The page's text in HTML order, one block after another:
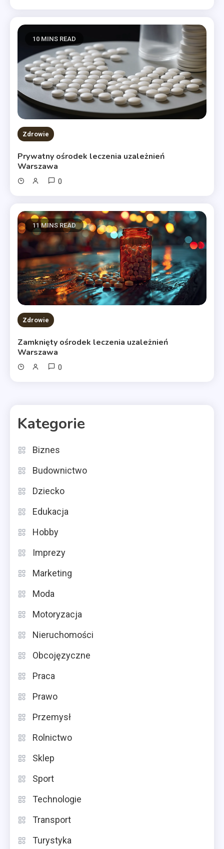
10 MINS READ
Zdrowie
Prywatny ośrodek leczenia uzależnień
Warszawa
0
11 MINS READ
Zdrowie
Zamknięty ośrodek leczenia uzależnień
Warszawa
0
Kategorie
Biznes
Budownictwo
Dziecko
Edukacja
Hobby
Imprezy
Marketing
Moda
Motoryzacja
Nieruchomości
Obcojęzyczne
Praca
Prawo
Przemysł
Rolnictwo
Sklep
Sport
Technologie
Transport
Turystyka